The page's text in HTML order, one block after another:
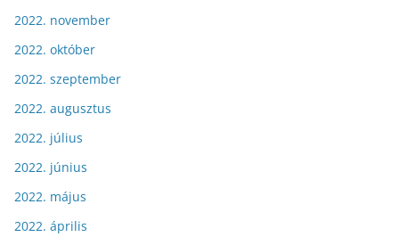
2022. november
2022. október
2022. szeptember
2022. augusztus
2022. július
2022. június
2022. május
2022. április